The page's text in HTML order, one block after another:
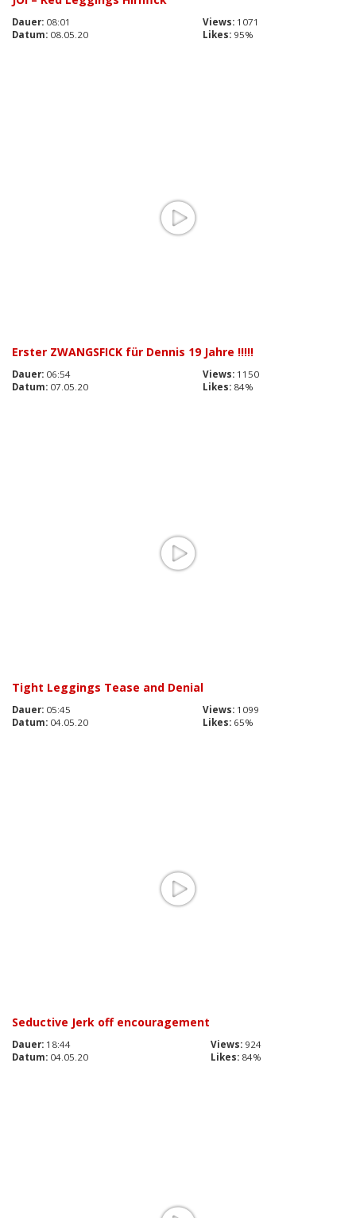
Dauer: 08:01 Views: 1071
Datum: 08.05.20 Likes: 95%
Erster ZWANGSFICK für Dennis 19 Jahre !!!!!
Dauer: 06:54 Views: 1150
Datum: 07.05.20 Likes: 84%
Tight Leggings Tease and Denial
Dauer: 05:45 Views: 1099
Datum: 04.05.20 Likes: 65%
Seductive Jerk off encouragement
Dauer: 18:44 Views: 924
Datum: 04.05.20 Likes: 84%